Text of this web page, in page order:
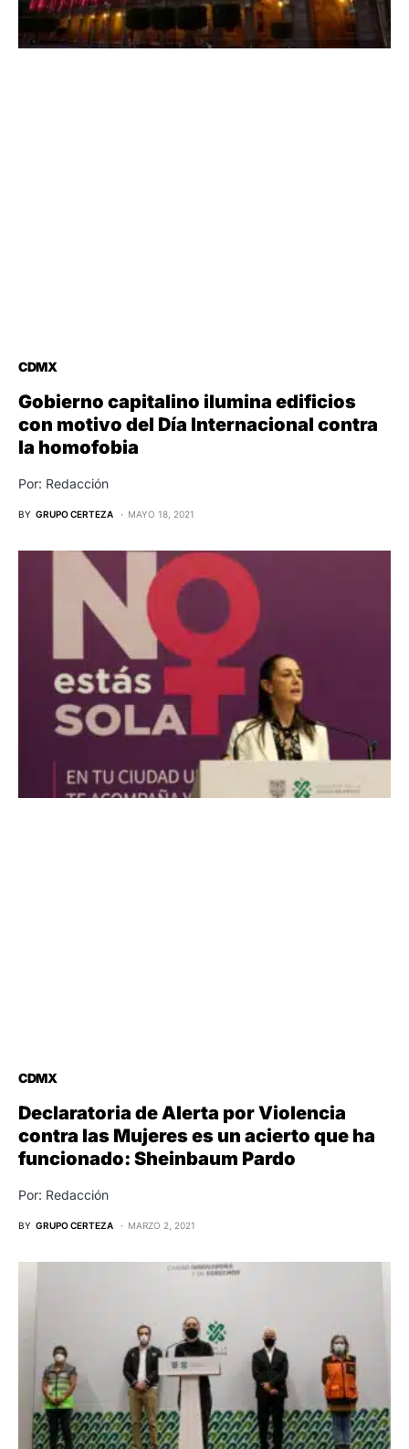
CDMX
Gobierno capitalino ilumina edificios
con motivo del Día Internacional contra
la homofobia
Por: Redacción
BY GRUPO CERTEZA MAYO 18, 2021
CDMX
Declaratoria de Alerta por Violencia
contra las Mujeres es un acierto que ha
funcionado: Sheinbaum Pardo
Por: Redacción
BY GRUPO CERTEZA MARZO 2, 2021